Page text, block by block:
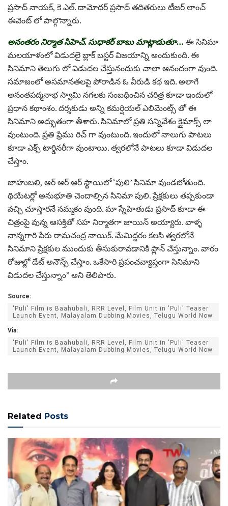
ప్రసాద్ నాయక్, కె ఎల్. దామోదర్ ప్రసాద్ తదితరులు టీజర్ లాంచ్
ఈవెంట్ లో పాల్గొన్నారు.
అనంతరం నిర్మాత సిహెచ్. సుధాకర్ బాబు మాట్లాడుతూ… ఈ సినిమా
మలయాళంలో విడుదలై బ్లాక్ బస్టర్ విజయాన్ని అందుకుంది. ఈ
సినిమాని తెలుగు లో విడుదల చేస్తునందుకు చాలా ఆనందంగా వుంది.
సమాజంలో అసమానతలపై పోరాడిన ఓ వీరుడి కథ ఇది. అలాగే
అనంతపద్మనాభ స్వామి నగలకు సంబధించిన చరిత్ర కూడా ఇందులో
ప్రధాన కథాంశం. దర్శకుడు అన్ని కమర్షియల్ ఎలిమెంట్స్ తో ఈ
సినిమాని అద్భుతంగా తీశారు. సినిమాలో ప్రతి సన్నివేశం క్లైమాక్స్ లా
వుంటుంది. ప్రతి ఫ్రేము రిచ్ గా వుంటుంది. ఇందులో నాలుగు పాటలు
కూడా ఎక్స్ టార్డినరీగా వుంటాయి. త్వరలోనే పాటలు కూడా విడుదల
చేస్తాం.
బాహుబలి, ఆర్ ఆర్ ఆర్ స్థాయిలో ‘పులి’ సినిమా వుండబోతుంది.
థియేటర్లో అనుభూతి చెందాల్సిన సినిమా పులి. ప్రేక్షకులు తప్పకుండా
వచ్చి చూస్తారనే నమ్మకం వుంది. మా స్నేహితుడు ప్రసాద్ కూడా ఈ
చిత్రంపై వున్న ఆసక్తితో సహ నిర్మాతగా జాయిన్ అయ్యారు. వాళ్ళ
నాన్నగారి పేరు రామచంద్ర నాయిక్. మేమిద్దరం కలసి త్వరలోనే
సినిమాని ప్రేక్షకుల ముందుకు తీసుకురావడానికి ప్లాన్ చేస్తున్నాం. వారం
రోజుల్లో డేట్ అనౌన్స్ చేస్తాం. ఒకేసారి ప్రపంచవ్యాప్తంగా సినిమాని
విడుదల చేస్తున్నాం” అని తెలిపారు.
Source:
'Puli' Film is Baahubali, RRR Level, Film Unit in 'Puli' Teaser
Launch Event, Malayalam Dubbing Movies, Telugu World Now
Via:
'Puli' Film is Baahubali, RRR Level, Film Unit in 'Puli' Teaser
Launch Event, Malayalam Dubbing Movies, Telugu World Now
Related Posts